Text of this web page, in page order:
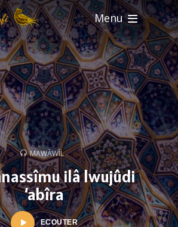
Menu
MAWÂWÎL
ilâ lwujûdi
‘abîra
ECOUTER